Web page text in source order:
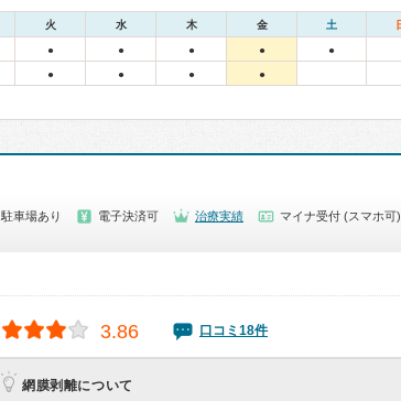
火 水 木 金 土
● ● ● ● ●
● ● ● ●
駐車場あり 電子決済可 治療実績
マイナ受付 (スマホ可)
3.86 口コミ18件
網膜剥離について